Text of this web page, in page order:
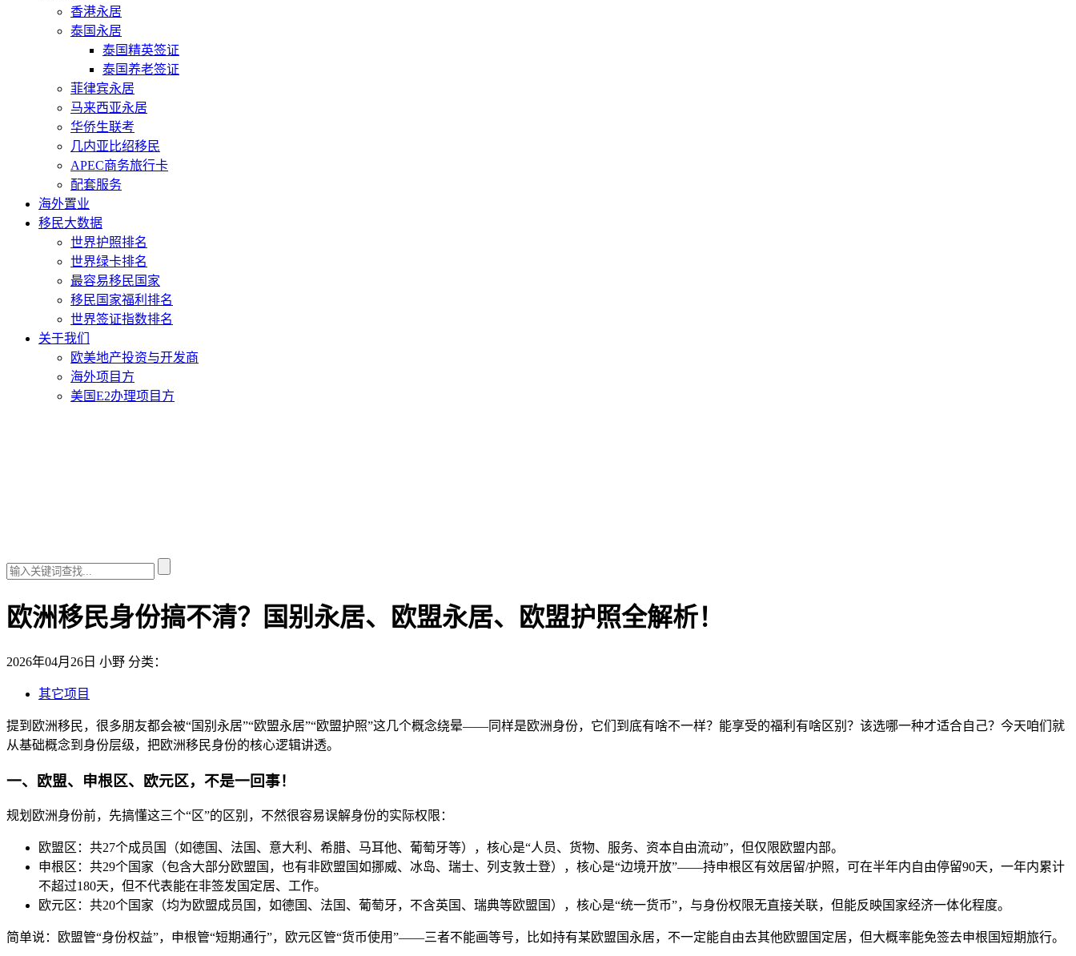
香港永居
泰国永居
泰国精英签证
泰国养老签证
菲律宾永居
马来西亚永居
华侨生联考
几内亚比绍移民
APEC商务旅行卡
配套服务
海外置业
移民大数据
世界护照排名
世界绿卡排名
最容易移民国家
移民国家福利排名
世界签证指数排名
关于我们
欧美地产投资与开发商
海外项目方
美国E2办理项目方
欧洲移民身份搞不清？国别永居、欧盟永居、欧盟护照全解析！
2026年04月26日 小野 分类：
其它项目
提到欧洲移民，很多朋友都会被“国别永居”“欧盟永居”“欧盟护照”这几个概念绕晕——同样是欧洲身份，它们到底有啥不一样？能享受的福利有啥区别？该选哪一种才适合自己？今天咱们就
从基础概念到身份层级，把欧洲移民身份的核心逻辑讲透。
一、欧盟、申根区、欧元区，不是一回事！
规划欧洲身份前，先搞懂这三个“区”的区别，不然很容易误解身份的实际权限：
欧盟区：共27个成员国（如德国、法国、意大利、希腊、马耳他、葡萄牙等），核心是“人员、货物、服务、资本自由流动”，但仅限欧盟内部。
申根区：共29个国家（包含大部分欧盟国，也有非欧盟国如挪威、冰岛、瑞士、列支敦士登），核心是“边境开放”——持申根区有效居留/护照，可在半年内自由停留90天，一年内累计
不超过180天，但不代表能在非签发国定居、工作。
欧元区：共20个国家（均为欧盟成员国，如德国、法国、葡萄牙，不含英国、瑞典等欧盟国），核心是“统一货币”，与身份权限无直接关联，但能反映国家经济一体化程度。
简单说：欧盟管“身份权益”，申根管“短期通行”，欧元区管“货币使用”——三者不能画等号，比如持有某欧盟国永居，不一定能自由去其他欧盟国定居，但大概率能免签去申根国短期旅行。